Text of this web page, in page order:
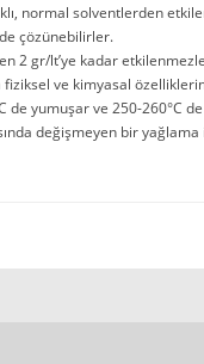
normal solventlerden
çözünebilirler.
2 gr/lt’ye kadar
fiziksel ve kimyasal
de yumuşar ve 250-260°C
değişmeyen bir yağlama